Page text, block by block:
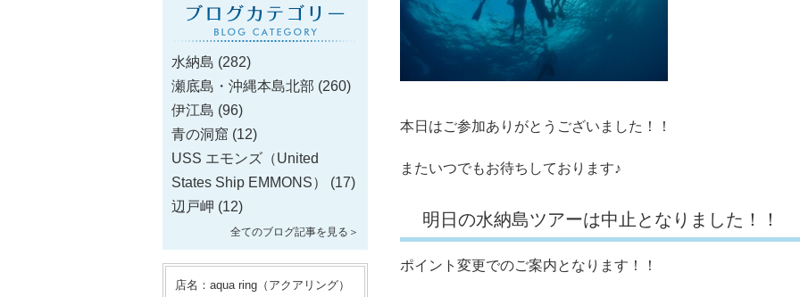
水納島 (282)
瀬底島・沖縄本島北部 (260)
伊江島 (96)
青の洞窟 (12)
USS エモンズ（United
States Ship EMMONS）
(17)
辺戸岬 (12)
全てのブログ記事を見る＞
店名：aqua ring（アクアリング）
本日はご参加ありがとうございました！！
またいつでもお待ちしております♪
明日の水納島ツアーは中止となりました！！
ポイント変更でのご案内となります！！